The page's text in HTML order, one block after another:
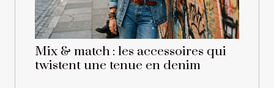
Mix & match : les accessoires qui
twistent une tenue en denim